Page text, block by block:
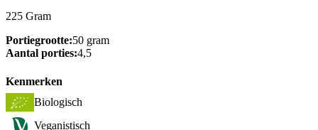
225 Gram
Portiegrootte:50 gram
Aantal porties:4,5
Kenmerken
Biologisch
Veganistisch